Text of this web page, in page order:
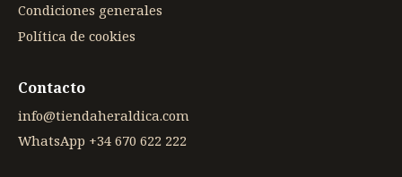
Condiciones generales
Política de cookies
Contacto
info@tiendaheraldica.com
WhatsApp +34 670 622 222